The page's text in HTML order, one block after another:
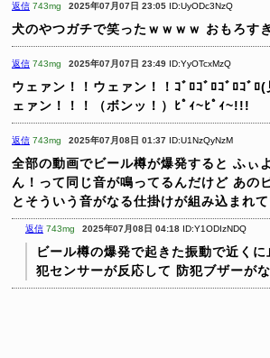
返信 743mg 2025年07月07日 23:05 ID:UyODc3NzQ
犬のやつガチで笑ったｗｗｗｗ おもろす
返信 743mg 2025年07月07日 23:49 ID:YyOTcxMzQ
ウェァン！！ウェァン！！ｺﾞﾛｺﾞﾛｺﾞﾛｺﾞﾛ
ェァン！！！（ボンッ！）ﾋﾟｨ~ﾋﾟｨ~!!!
返信 743mg 2025年07月08日 01:37 ID:U1NzQyNzM
全部の動画でビール樽が爆発すると ふぃ
ん！って同じ音が鳴ってるんだけど あの
とそういう音がなる仕掛けが組み込まれて
返信 743mg 2025年07月08日 04:18 ID:Y1ODIzNDQ
ビール樽の爆発で起きた振動で近く
犯センサーが反応して 防犯ブザーが